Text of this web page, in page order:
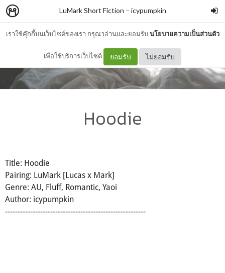
เราใช้คุ๊กกี้บนเว็บไซต์ของเรา กรุณาอ่านและยอมรับนโยบายความเป็นส่วนตัว
เพื่อใช้บริการเว็บไซต์ ยอมรับ ไม่ยอมรับ
LuMark Short Fiction – icypumpkin
Hoodie
Title: Hoodie
Pairing: LuMark [Lucas x Mark]
Genre: AU, Fluff, Romantic, Yaoi
Author: icypumpkin
--------------------------------------------------------